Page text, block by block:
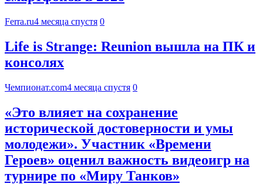
Ferra.ru4 месяца спустя 0
Life is Strange: Reunion вышла на ПК и
консолях
Чемпионат.com4 месяца спустя 0
«Это влияет на сохранение
исторической достоверности и умы
молодежи». Участник «Времени
Героев» оценил важность видеоигр на
турнире по «Миру Танков»